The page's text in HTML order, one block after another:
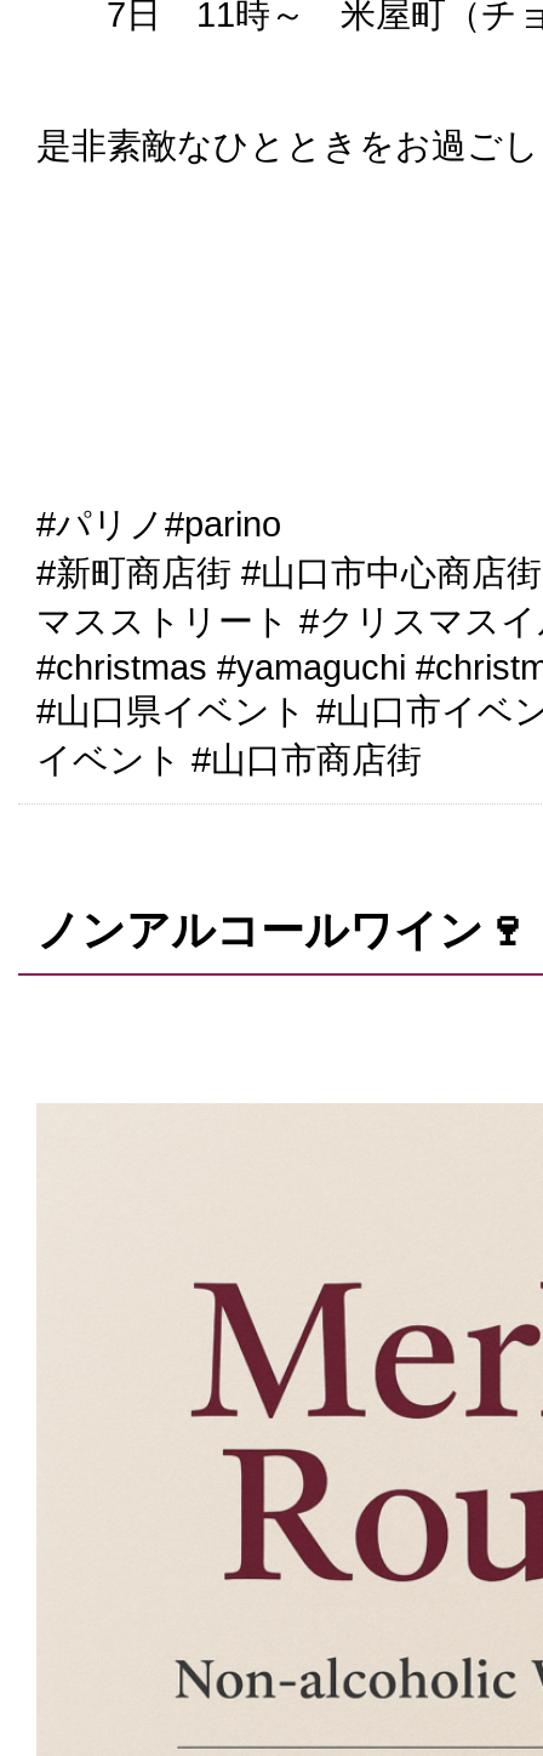
7日 11時～ 米屋町（チョ
是非素敵なひとときをお過ご
#パリノ#parino
#新町商店街 #山口市中心商店
マスストリート #クリスマス
#christmas #yamaguchi
#山口県イベント #山口市イベ
イベント #山口市商店街
ノンアルコールワイン🍷